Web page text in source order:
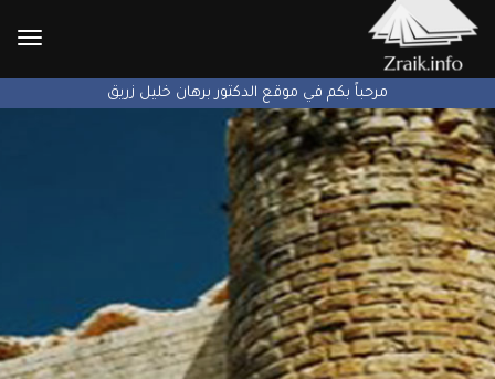
مرحباً بكم في موقع الدكتور برهان خليل زريق